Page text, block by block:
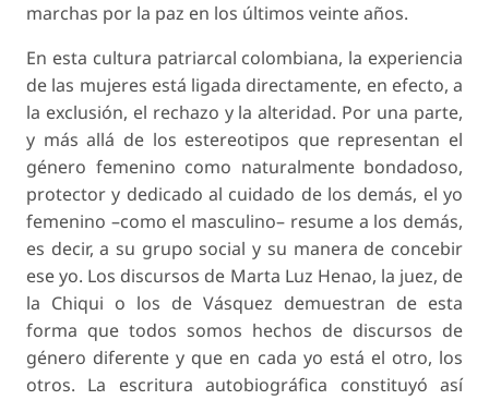
marchas por la paz en los últimos veinte años.
En esta cultura patriarcal colombiana, la experiencia
de las mujeres está ligada directamente, en efecto, a
la exclusión, el rechazo y la alteridad. Por una parte,
y más allá de los estereotipos que representan el
género femenino como naturalmentebondadoso,
protector y dedicado al cuidado de los demás, el yo
femenino –como el masculino– resume a los demás,
es decir, a su grupo social y su manera de concebir
ese yo. Los discursos de Marta Luz Henao, la juez, de
la Chiqui o los de Vásquez demuestran de esta
forma que todos somos hechos de discursos de
género diferente y que en cada yo está el otro, los
otros. La escritura autobiográfica constituyó así